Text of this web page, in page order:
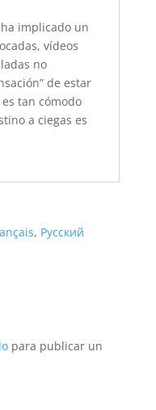
implicado un
vídeos
no
de estar
tan cómodo
a ciegas es
Русский
para publicar un